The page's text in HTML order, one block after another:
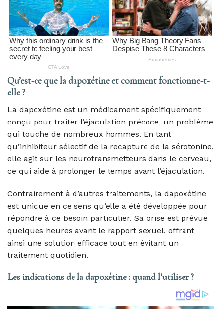
Qu’est-ce que la dapoxétine et comment fonctionne-t-
elle ?
La dapoxétine est un médicament spécifiquement
conçu pour traiter l’éjaculation précoce, un problème
qui touche de nombreux hommes. En tant
qu’inhibiteur sélectif de la recapture de la sérotonine,
elle agit sur les neurotransmetteurs dans le cerveau,
ce qui aide à prolonger le temps avant l’éjaculation.
Contrairement à d’autres traitements, la dapoxétine
est unique en ce sens qu’elle a été développée pour
répondre à ce besoin particulier. Sa prise est prévue
quelques heures avant le rapport sexuel, offrant
ainsi une solution efficace tout en évitant un
traitement quotidien.
Les indications de la dapoxétine : quand l’utiliser ?